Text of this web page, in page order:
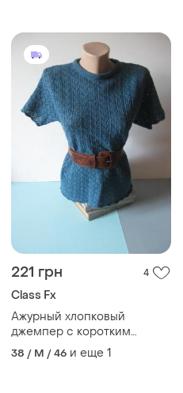
221 грн 4
Class Fx
Ажурный хлопковый
джемпер с коротким
рукавом - красивого
синего цвета!
38 / M / 46 и еще 1